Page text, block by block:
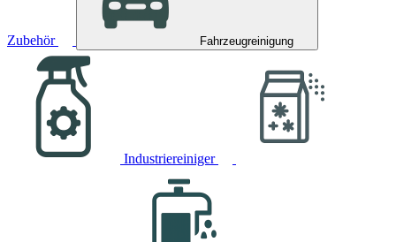
Zubehör Fahrzeugreinigung
Industriereiniger